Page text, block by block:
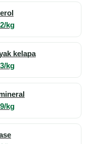
kg
kelapa
kg
kg